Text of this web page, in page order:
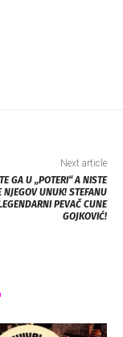
Next article
GA U „POTERI“ A NISTE
NJEGOV UNUK! STEFANU
PEVAČ CUNE
GOJKOVIĆ!